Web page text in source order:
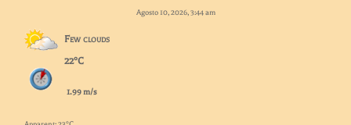
Agosto 10, 2026, 3:44 am
Few clouds
22°C
1.99 m/s